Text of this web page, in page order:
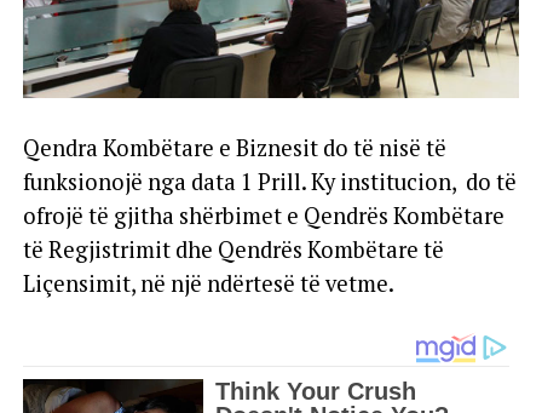
Qendra Kombëtare e Biznesit do të nisë të
funksionojë nga data 1 Prill. Ky institucion, do të
ofrojë të gjitha shërbimet e Qendrës Kombëtare
të Regjistrimit dhe Qendrës Kombëtare të
Liçensimit, në një ndërtesë të vetme.